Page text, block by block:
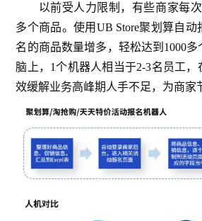
以前受人力限制，有些商家每次
多个商品。使用UB Store聚划算自
名的商品数量增多，轻松达到1000
脑上，1个机器人相当于2-3名员工
效缓解业务高峰期人手不足，为商家